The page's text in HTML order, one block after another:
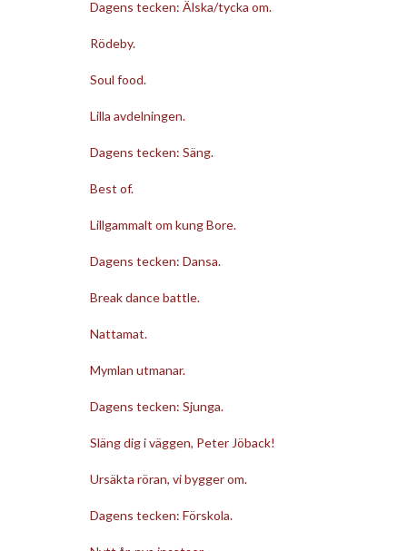
Dagens tecken: Älska/tycka om.
Rödeby.
Soul food.
Lilla avdelningen.
Dagens tecken: Säng.
Best of.
Lillgammalt om kung Bore.
Dagens tecken: Dansa.
Break dance battle.
Nattamat.
Mymlan utmanar.
Dagens tecken: Sjunga.
Släng dig i väggen, Peter Jöback!
Ursäkta röran, vi bygger om.
Dagens tecken: Förskola.